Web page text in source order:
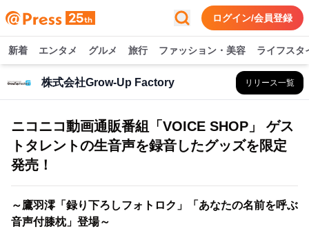
ログイン/会員登録
新着 エンタメ グルメ 旅行 ファッション・美容 ライフスタ
株式会社Grow-Up Factory リリース一覧
ニコニコ動画通販番組「VOICE SHOP」 ゲス
トタレントの生音声を録音したグッズを限定
発売！
～鷹羽澪「録り下ろしフォトロク」「あなたの名前を呼ぶ
音声付膝枕」登場～